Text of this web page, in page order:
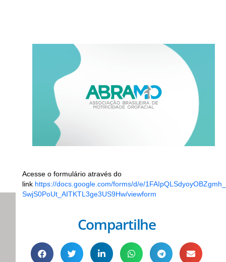
Acesse o formulário através do
link https://docs.google.com/forms/d/e/
SwjS0PoUt_AITKTL3ge3US9Hw/viewform
Compartilhe